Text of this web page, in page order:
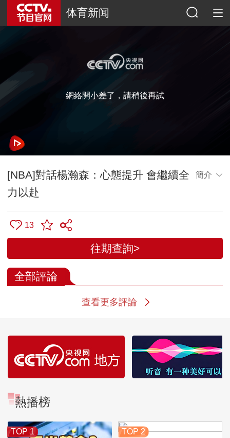
体育新闻
網絡開小差了，請稍後再試
[NBA]對話楊瀚森：心態提升 會繼續全
力以赴
簡介
13
往期查詢>
全部評論
查看更多評論
熱播榜
TOP 1 TOP 2